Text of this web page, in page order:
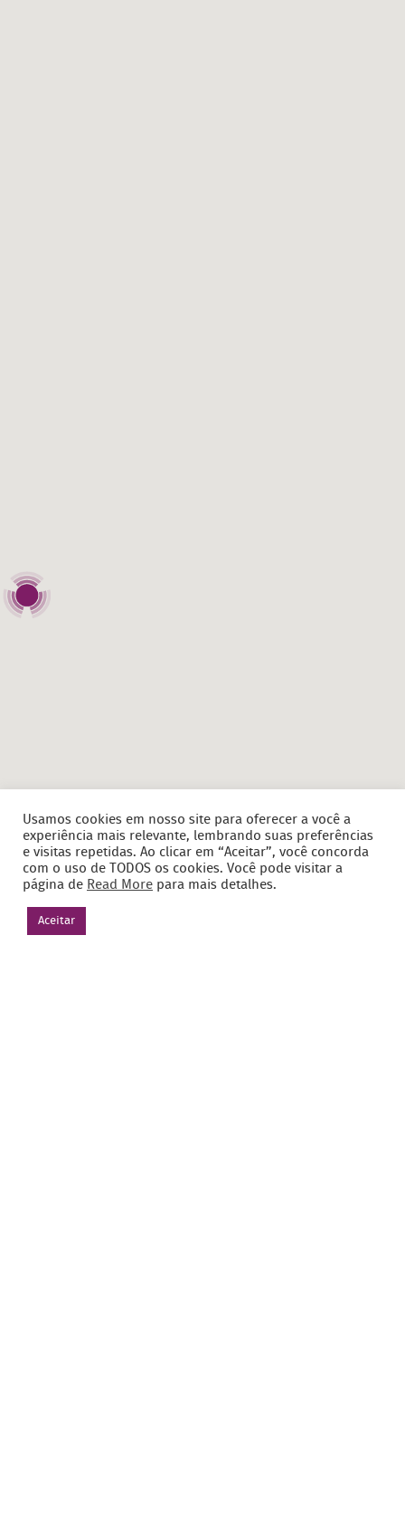
Usamos cookies em nosso site para oferecer a você a
experiência mais relevante, lembrando suas preferências
e visitas repetidas. Ao clicar em “Aceitar”, você concorda
com o uso de TODOS os cookies. Você pode visitar a
página de Read More para mais detalhes.
Aceitar